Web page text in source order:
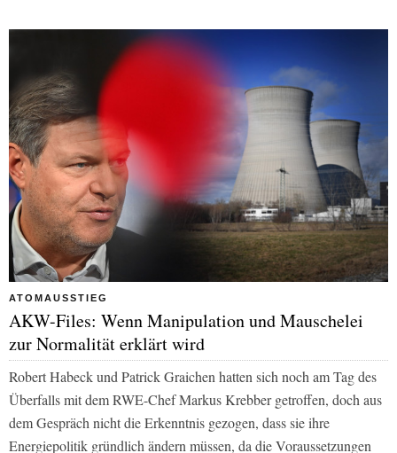
ATOMAUSSTIEG
AKW-Files: Wenn Manipulation und Mauschelei
zur Normalität erklärt wird
Robert Habeck und Patrick Graichen hatten sich noch am Tag des
Überfalls mit dem RWE-Chef Markus Krebber getroffen, doch aus
dem Gespräch nicht die Erkenntnis gezogen, dass sie ihre
Energiepolitik gründlich ändern müssen, da die Voraussetzungen